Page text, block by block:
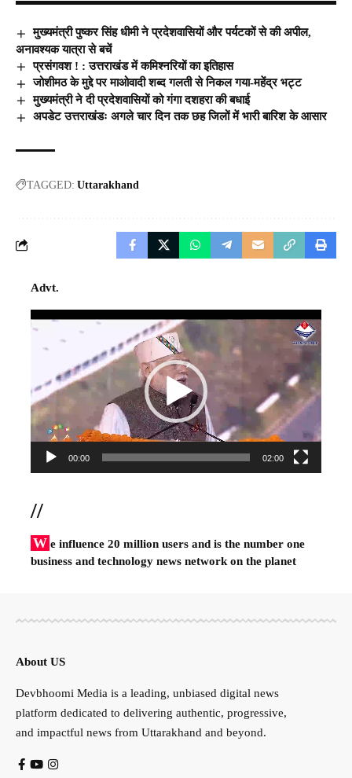
मुख्यमंत्री पुष्कर सिंह धीमी ने प्रदेशवासियों और पर्यटकों से की अपील,
अनावश्यक यात्रा से बचें
प्रसंगवश ! : उत्तराखंड में कमिश्नरियों का इतिहास
जोशीमठ के मुद्दे पर माओवादी शब्द गलती से निकल गया-महेंद्र भट्ट
मुख्यमंत्री ने दी प्रदेशवासियों को गंगा दशहरा की बधाई
अपडेट उत्तराखंडः अगले चार दिन तक छह जिलों में भारी बारिश के आसार
TAGGED: Uttarakhand
Advt.
Video
00:00 02:00
//
W e influence 20 million users and is the number one
business and technology news network on the planet
About US
Devbhoomi Media is a leading, unbiased digital news
platform dedicated to delivering authentic, progressive,
and impactful news from Uttarakhand and beyond.